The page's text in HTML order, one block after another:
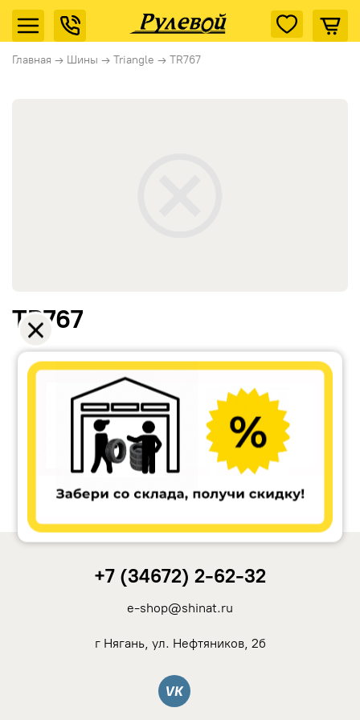
Главная → Шины → Triangle → TR767
Ikon Tyres (Nokian Tyres)
Rotalla
TR767
+7 (34672) 2-62-32
e-shop@shinat.ru
г Нягань, ул. Нефтяников, 2б
Вконтакте